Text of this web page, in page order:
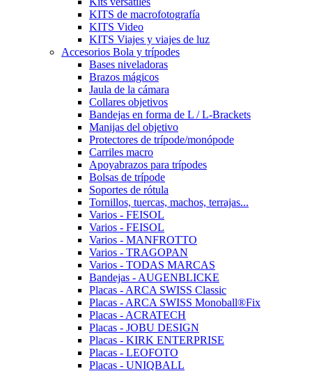
KITS de macrofotografía
KITS Video
KITS Viajes y viajes de luz
Accesorios Bola y trípodes
Bases niveladoras
Brazos mágicos
Jaula de la cámara
Collares objetivos
Bandejas en forma de L / L-Brackets
Manijas del objetivo
Protectores de trípode/monópode
Carriles macro
Apoyabrazos para trípodes
Bolsas de trípode
Soportes de rótula
Tornillos, tuercas, machos, terrajas...
Varios - FEISOL
Varios - FEISOL
Varios - MANFROTTO
Varios - TRAGOPAN
Varios - TODAS MARCAS
Bandejas - AUGENBLICKE
Placas - ARCA SWISS Classic
Placas - ARCA SWISS Monoball®Fix
Placas - ACRATECH
Placas - JOBU DESIGN
Placas - KIRK ENTERPRISE
Placas - LEOFOTO
Placas - UNIQBALL